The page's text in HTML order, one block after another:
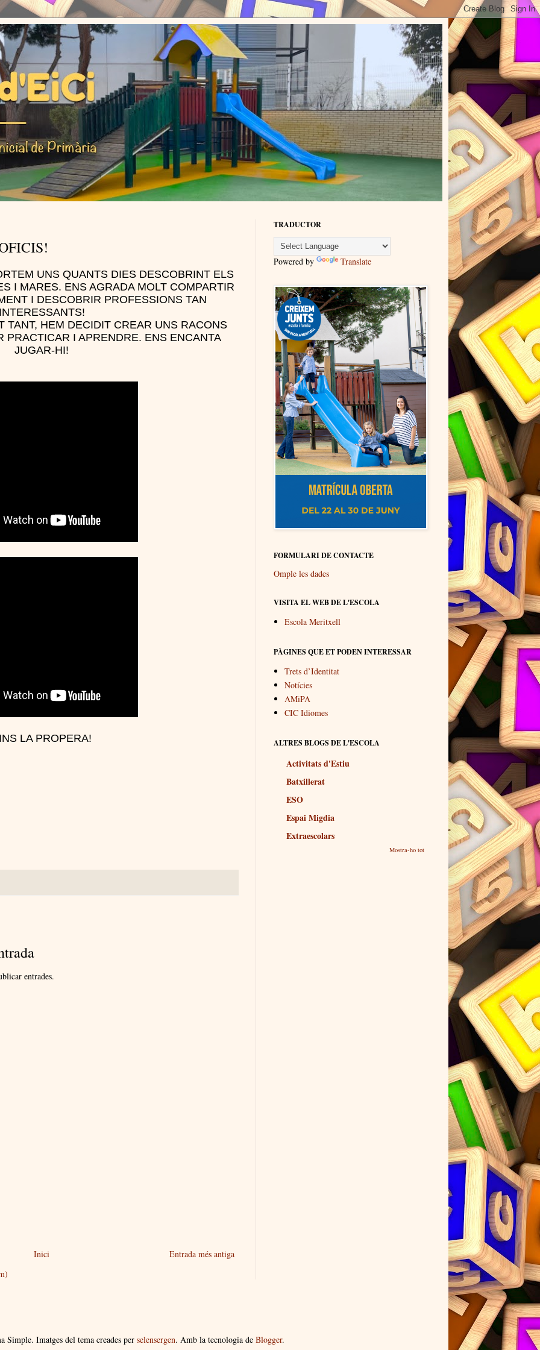
UNS QUANTS DIES DESCOBRINT ELS
I MARES. ENS AGRADA MOLT COMPARTIR
I DESCOBRIR PROFESSIONS TAN
TANT, HEM DECIDIT CREAR UNS RACONS
PRACTICAR I APRENDRE. ENS ENCANTA
JUGAR-HI!
LA PROPERA!
entrades.
Entrada més antiga
Inici
TRADUCTOR
Powered by Translate
FORMULARI DE CONTACTE
Omple les dades
VISITA EL WEB DE L'ESCOLA
Escola Meritxell
PÀGINES QUE ET PODEN INTERESSAR
Trets d’Identitat
Notícies
AMiPA
CIC Idiomes
ALTRES BLOGS DE L'ESCOLA
Activitats d'Estiu
Batxillerat
ESO
Espai Migdia
Extraescolars
Mostra-ho tot
Simple. Imatges del tema creades per selensergen. Amb la tecnologia de Blogger.